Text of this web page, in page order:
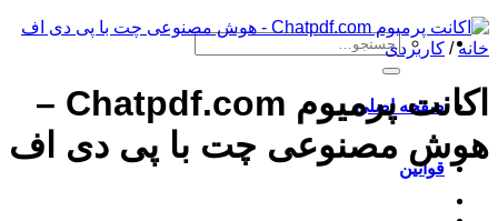
جستجو
برای:
صفحه اصلی
قوانین
خانه / کاربردی
اکانت پرمیوم Chatpdf.com –
هوش مصنوعی چت با پی دی اف